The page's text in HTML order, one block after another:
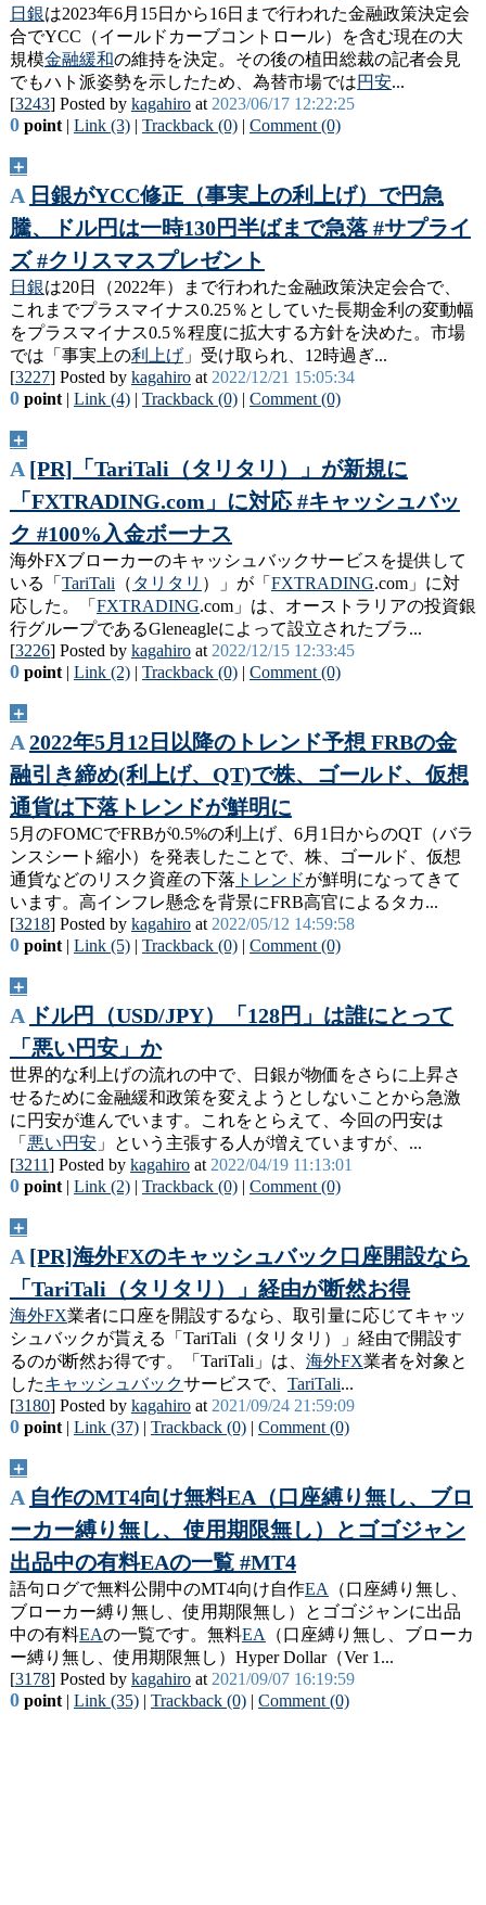
日銀は2023年6月15日から16日まで行われた金融政策決定会
合でYCC（イールドカーブコントロール）を含む現在の大
規模金融緩和の維持を決定。その後の植田総裁の記者会見
でもハト派姿勢を示したため、為替市場では円安...
[3243] Posted by kagahiroat 2023/06/17 12:22:25
0point| Link (3)| Trackback (0)| Comment (0)
＋
A 日銀がYCC修正（事実上の利上げ）で円急
騰、ドル円は一時130円半ばまで急落 #サプライ
ズ #クリスマスプレゼント
日銀は20日（2022年）まで行われた金融政策決定会合で、
これまでプラスマイナス0.25％としていた長期金利の変動幅
をプラスマイナス0.5％程度に拡大する方針を決めた。市場
では「事実上の利上げ」受け取られ、12時過ぎ...
[3227] Posted by kagahiroat 2022/12/21 15:05:34
0point| Link (4)| Trackback (0)| Comment (0)
＋
A [PR]「TariTali（タリタリ）」が新規に
「FXTRADING.com」に対応 #キャッシュバッ
ク #100%入金ボーナス
海外FXブローカーのキャッシュバックサービスを提供して
いる「 TariTali （ タリタリ ）」が「 FXTRADING.com」に対
応した。「 FXTRADING.com」は、オーストラリアの投資銀
行グループであるGleneagleによって設立されたブラ...
[3226] Posted by kagahiroat 2022/12/15 12:33:45
0point| Link (2)| Trackback (0)| Comment (0)
＋
A 2022年5月12日以降のトレンド予想 FRBの金
融引き締め(利上げ、QT)で株、ゴールド、仮想
通貨は下落トレンドが鮮明に
5月のFOMCでFRBが0.5%の利上げ、6月1日からのQT（バラ
ンスシート縮小）を発表したことで、株、ゴールド、仮想
通貨などのリスク資産の下落 トレンドが鮮明になってきて
います。高インフレ懸念を背景にFRB高官によるタカ...
[3218] Posted by kagahiroat 2022/05/12 14:59:58
0point| Link (5)| Trackback (0)| Comment (0)
＋
A
ドル円（USD/JPY）「128円」は誰にとって
「悪い円安」か
世界的な利上げの流れの中で、日銀が物価をさらに上昇さ
せるために金融緩和政策を変えようとしないことから急激
に円安が進んでいます。これをとらえて、今回の円安は
「 悪い円安」という主張する人が増えていますが、...
[3211] Posted by kagahiroat 2022/04/19 11:13:01
0point| Link (2)| Trackback (0)| Comment (0)
＋
A [PR]海外FXのキャッシュバック口座開設なら
「TariTali（タリタリ）」経由が断然お得
海外FX業者に口座を開設するなら、取引量に応じてキャッ
シュバックが貰える「TariTali（タリタリ）」経由で開設す
るのが断然お得です。「TariTali」は、 海外FX業者を対象と
したキャッシュバックサービスで、 TariTali...
[3180] Posted by kagahiroat 2021/09/24 21:59:09
0point| Link (37)| Trackback (0)| Comment (0)
＋
A 自作のMT4向け無料EA（口座縛り無し、ブロ
ーカー縛り無し、使用期限無し）とゴゴジャン
出品中の有料EAの一覧 #MT4
語句ログで無料公開中のMT4向け自作EA
（口座縛り無し、
ブローカー縛り無し、使用期限無し）とゴゴジャンに出品
中の有料EAの一覧です。無料EA
（口座縛り無し、ブローカ
ー縛り無し、使用期限無し）Hyper Dollar（Ver 1...
[3178] Posted by kagahiroat 2021/09/07 16:19:59
0point| Link (35)| Trackback (0)| Comment (0)